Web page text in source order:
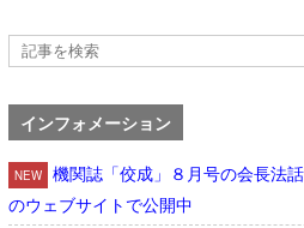
インフォメーション
NEW
機関誌「佼成」８月号の会長法
のウェブサイトで公開中